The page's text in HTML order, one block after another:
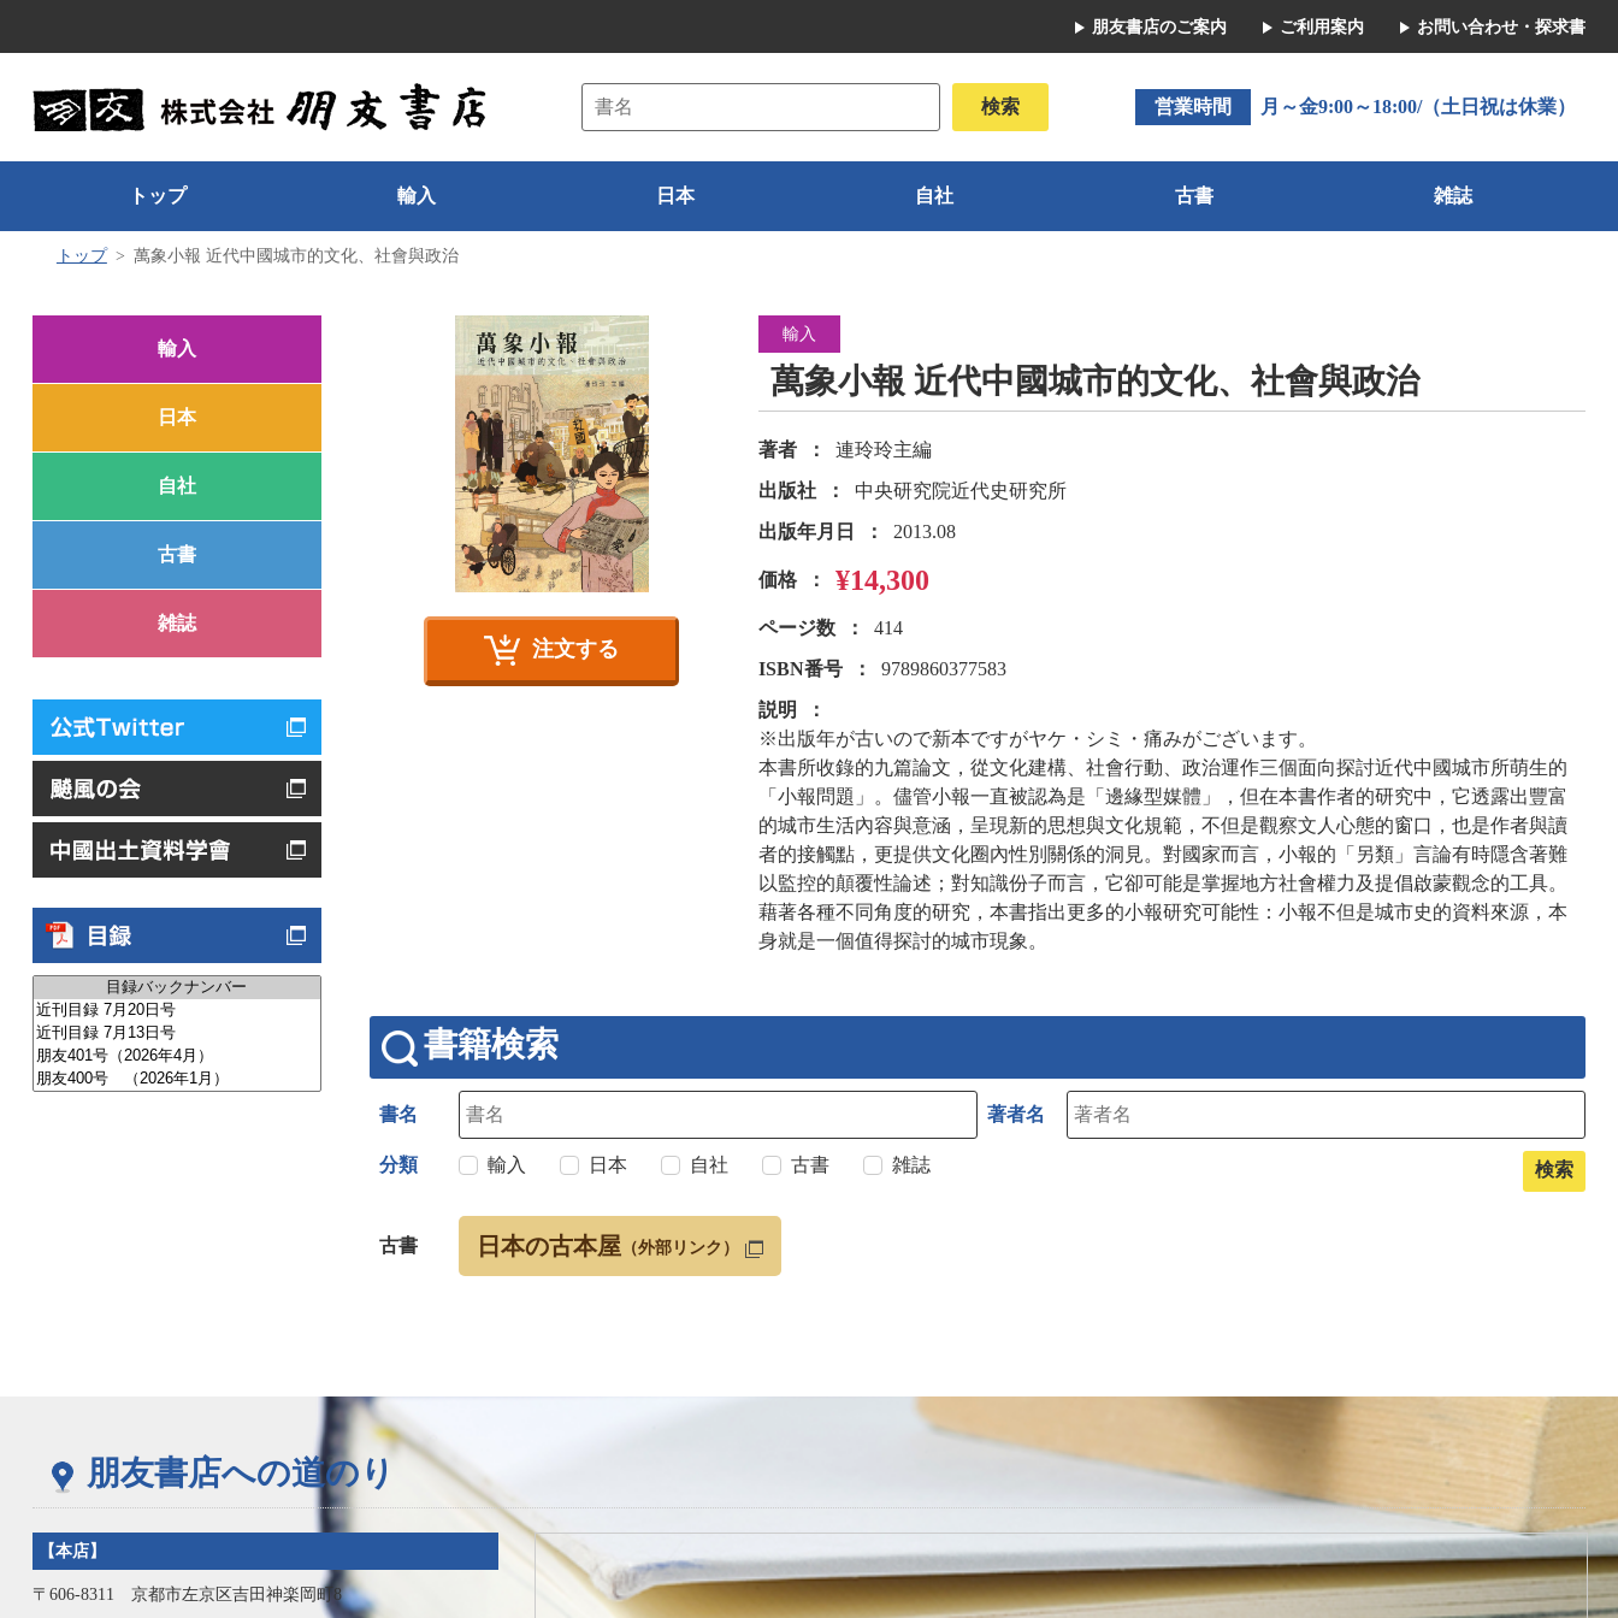
朋友書店のご案内 ご利用案内 お問い合わせ・探求書
営業時間 月～金9:00～18:00/（土日祝は休業）
トップ 輸入 日本 自社 古書 雑誌
トップ 萬象小報 近代中國城市的文化、社會與政治
輸入
日本
自社
古書
雑誌
注文する
輸入
萬象小報 近代中國城市的文化、社會與政治
著者
連玲玲主編
出版社
中央研究院近代史研究所
出版年月日
2013.08
価格 ¥14,300
ページ数
414
ISBN番号
9789860377583
説明
※出版年が古いので新本ですがヤケ・シミ・痛みがございます。
本書所收錄的九篇論文，從文化建構、社會行動、政治運作三個面向探討近代中國城市所萌生的
「小報問題」。儘管小報一直被認為是「邊緣型媒體」，但在本書作者的研究中，它透露出豐富
的城市生活內容與意涵，呈現新的思想與文化規範，不但是觀察文人心態的窗口，也是作者與讀
者的接觸點，更提供文化圈內性別關係的洞見。對國家而言，小報的「另類」言論有時隱含著難
以監控的顛覆性論述；對知識份子而言，它卻可能是掌握地方社會權力及提倡啟蒙觀念的工具。
藉著各種不同角度的研究，本書指出更多的小報研究可能性：小報不但是城市史的資料來源，本
身就是一個值得探討的城市現象。
書籍検索
書名 著者名
分類 輸入 日本 自社 古書 雑誌
古書 日本の古本屋 （外部リンク）
朋友書店への道のり
【本店】
〒606-8311 京都市左京区吉田神楽岡町8